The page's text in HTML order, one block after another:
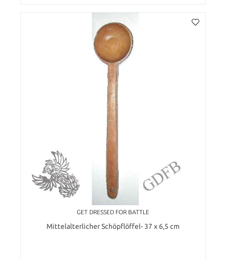
GET DRESSED FOR BATTLE
Mittelalterlicher Schöpflöffel- 37 x 6,5 cm